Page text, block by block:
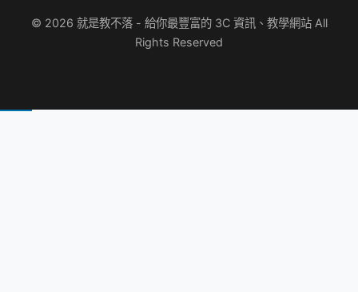
© 2026 就是教不落 - 給你最豐富的 3C 資訊、教學網站 All
Rights Reserved